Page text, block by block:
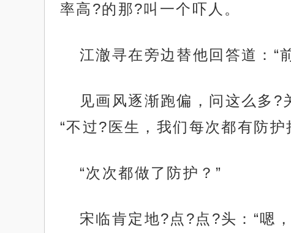
率高?的那?叫一个吓人。
江澈寻在旁边替他回答道：“
见画风逐渐跑偏，问这么多?
“不过?医生，我们每次都有防
“次次都做了防护？”
宋临肯定地?点?点?头：“嗯